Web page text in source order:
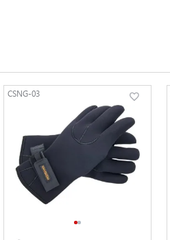
CSNG-03